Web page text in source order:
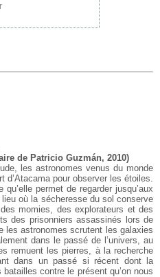
de Patricio Guzmán, 2010)
les astronomes venus du monde
d’Atacama pour observer les étoiles.
permet de regarder jusqu’aux
lieu où la sécheresse du sol conserve
momies, des explorateurs et des
des prisonniers assassinés lors de
les astronomes scrutent les galaxies
dans le passé de l’univers, au
remuent les pierres, à la recherche
dans unpassé si récent dont la
batailles contre le présent qu’on nous